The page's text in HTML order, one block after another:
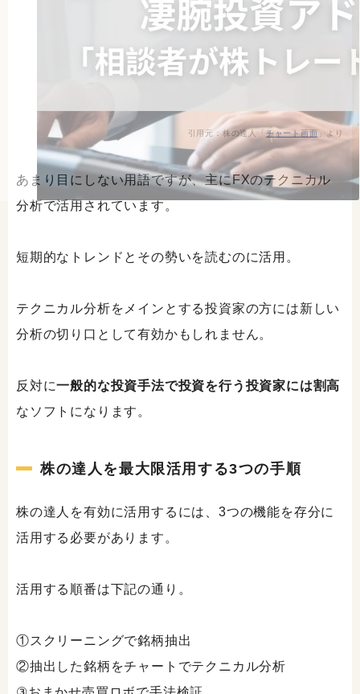
引用元：株の達人「チャート画面 」より
あまり目にしない用語ですが、主にFXのテクニカル
分析で活用されています。
短期的なトレンドとその勢いを読むのに活用。
テクニカル分析をメインとする投資家の方には新しい
分析の切り口として有効かもしれません。
反対に一般的な投資手法で投資を行う投資家には割高
なソフトになります。
株の達人を最大限活用する3つの手順
株の達人を有効に活用するには、3つの機能を存分に
活用する必要があります。
活用する順番は下記の通り。
①スクリーニングで銘柄抽出
②抽出した銘柄をチャートでテクニカル分析